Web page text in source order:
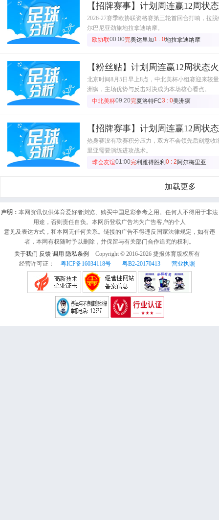
【招牌赛事】计划周连赢12周状
2026-27赛季欧协联资格赛第三轮首回合打响，拉
尔巴尼亚劲旅地拉拿迪纳摩。
欧协联00:00完奥达里加1 : 0地拉拿迪纳摩
【粉丝贴】计划周连赢12周状态
北京时间8月5日早上8点，中北美杯小组赛迎来较
洲狮，主场优势与反击对决成为本场核心看点。
中北美杯09:20完夏洛特FC3 : 0美洲狮
【招牌赛事】计划周连赢12周状
热身赛没有联赛积分压力，双方不会领先后刻意
里亚需要演练进攻战术。
球会友谊01:00完利雅得胜利0 : 2阿尔梅里亚
加载更多
声明： 本网资讯仅供体育爱好者浏览、购买中国足彩参考之用。任何人不得用于非法
用途，否则责任自负。本网所登载广告均为广告客户的个人
意见及表达方式，和本网无任何关系。链接的广告不得违反国家法律规定，如有违
者，本网有权随时予以删除，并保留与有关部门合作追究的权利。
关于我们 反馈 调用 隐私条例 Copyright © 2016-2026 捷报体育版权所有
经营许可证：
粤ICP备16034118号 粤B2-20170413 营业执照